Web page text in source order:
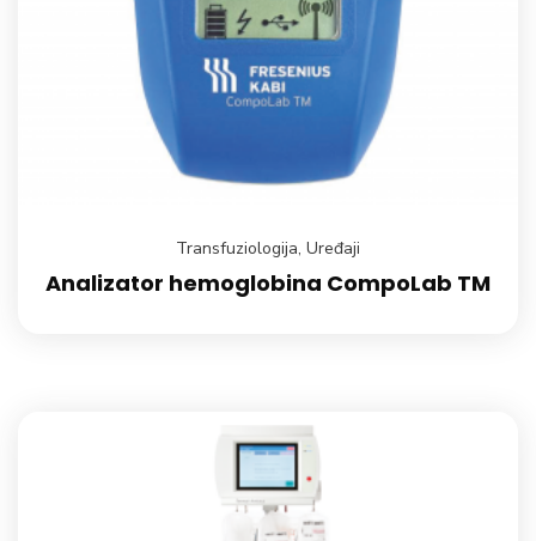
Transfuziologija, Uređaji
Analizator hemoglobina CompoLab TM